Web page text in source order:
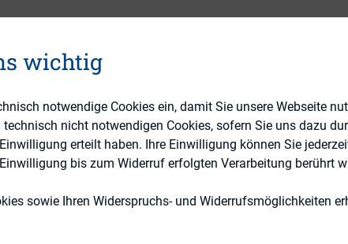
des ganzheitlichen
wichtig
notwendige Cookies ein, damit Sie unsere Webseite
nicht notwendigen Cookies, sofern Sie uns dazu
erteilt haben. Ihre Einwilligung können Sie
bis zum Widerruf erfolgten Verarbeitung berührt
sowie Ihren Widerspruchs- und Widerrufsmöglichkeiten